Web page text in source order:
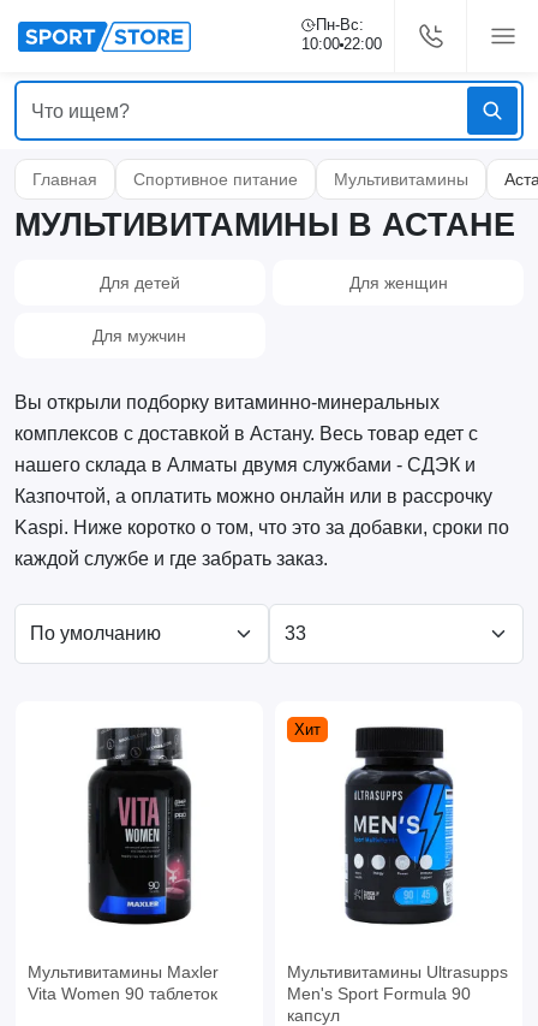
Пн-Вс:
10:00 22:00
Главная Спортивное питание Мультивитамины
МУЛЬТИВИТАМИНЫ В АСТАНЕ
Для детей Для женщин
Для мужчин
Вы открыли подборку витаминно-минеральных
комплексов с доставкой в Астану. Весь товар едет с
нашего склада в Алматы двумя службами - СДЭК и
Казпочтой, а оплатить можно онлайн или в рассрочку
Kaspi. Ниже коротко о том, что это за добавки, сроки по
каждой службе и где забрать заказ.
Мультивитамины Maxler
Vita Women 90 таблеток
Хит
Мультивитамины Ultrasupps
Men's Sport Formula 90
капсул